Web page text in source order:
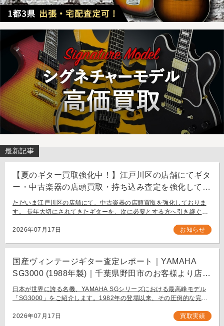
最新記事
【夏のギター買取強化中！】江戸川区の店舗にてギタ
ー・中古楽器の店頭買取・持ち込み査定を強化してお
ります。
ただいま江戸川区の店舗にて、中古楽器の店頭買取を強化しておりま
す。 長年大切にされてきたギターを、次に必要とする方へ引き継ぐお
ち込み査定も大歓迎です。
2026年07月17日 お知らせ
国産ヴィンテージギター査定レポート｜YAMAHA
SG3000 (1988年製)｜千葉県野田市のお客様より店舗
にて買取
日本が世界に誇る名機、YAMAHA SGシリーズにおける最高峰モデル
「SG3000」をご紹介します。1982年の登場以来、その圧倒的な完成
フラッグシップモデル […]
2026年07月17日 買取実績